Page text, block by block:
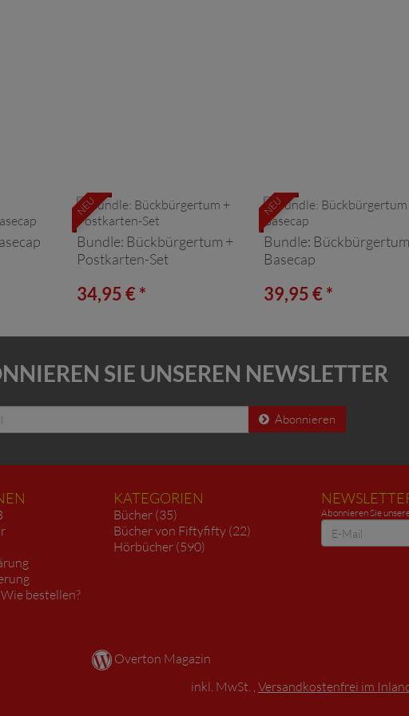
NEU
Bundle: Bückbürgertum +
Postkarten-Set
34,95 € *
NEU
Bundle:
Basecap
39,95 € *
SIE UNSEREN NEWSLETTER
Abonnieren
Wie bestellen?
KATEGORIEN
Bücher (35)
Bücher von Fiftyfifty (22)
Hörbücher (590)
Abonnieren Sie
Newsletter
Overton Magazin
* inkl. MwSt. , Versandkostenfrei im